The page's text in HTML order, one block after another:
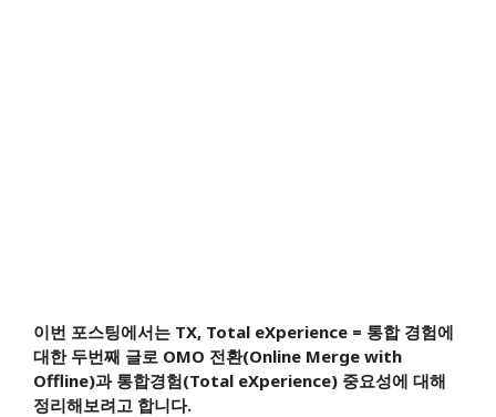
이번 포스팅에서는 TX, Total eXperience = 통합 경험에
대한 두번째 글로 OMO 전환(Online Merge with
Offline)과 통합경험(Total eXperience) 중요성에 대해
정리해보려고 합니다.